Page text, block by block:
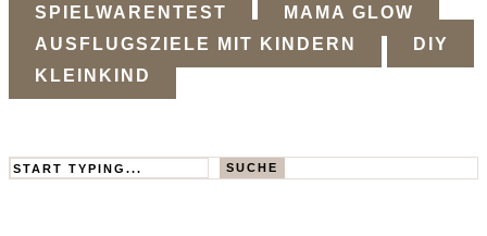
SPIELWARENTEST
MAMA GLOW
AUSFLUGSZIELE MIT KINDERN
DIY
KLEINKIND
Search SUCHE